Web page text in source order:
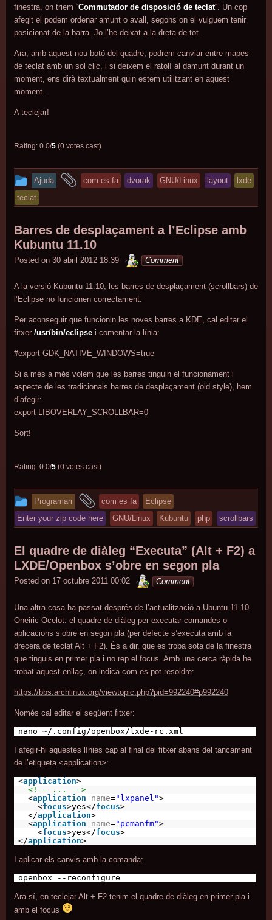
finestra, on triem “Commutador de disposició de teclat“. Un cop
afegit el podem ordenar amunt o avall, segons on el vulguem tenir
posicionat de la barra. Jo l’he deixat a la dreta de tot.
Ara, amb aquest nou botó del quadre, podrem canviar entre mapes
de teclat amb un sol clic, i si deixem el ratolí al damunt durant un
moment, ens dirà textualment quin estem utilitzant en aquest
moment.
A teclejar!
Rating: 0.0/5 (0 votes cast)
This
entry
was
posted
in
Ajuda
and
com es fa dvorak GNU/Linux layout
lxde
teclat
Barres de desplaçament a l’Eclipse amb
Kubuntu 11.10
Posted on 30 abril 2012 18:39 minterior
Comment
A la versió Kubuntu 11.10, les barres de desplaçament (scrollbars) de
l’Eclipse no funcionen correctament.
Per aconseguir que funcionin les noves barres a KDE, cal editar el
fitxer /usr/bin/eclipse i comentar la línia:
#export GDK_NATIVE_WINDOWS=true
Si a més a més volem que les barres tinguin el funcionament i
aspecte de les tradicionals barres de desplaçament (old style), hem
d’afegir:
export LIBOVERLAY_SCROLLBAR=0
Sort!
Rating: 0.0/5 (0 votes cast)
This
entry
was
posted
in
Programari
and
tagged
com es fa
Eclipse
Enter your zip code here
GNU/Linux Kubuntu php scrollbars
El quadre de diàleg “Executa” (Alt + F2) a
LXDE/Openbox s’obre en segon pla
Posted on 17 octubre 2011 00:02 minterior
Comment
Una altra cosa ha passat després de l’actualització a Ubuntu 11.10
Oneiric Ocelot: el quadre de diàleg per executar comandes o
aplicacions s’obre en segon pla (per defecte s’executa amb la
drecera de teclat Alt + F2). És a dir, que es troba sota de la finestra
que tinguis en primer pla i no rep el focus. Amb una cerca ràpida he
trobat aquest enllaç, on indica com es pot resoldre:
https://bbs.archlinux.org/viewtopic.php?pid=992240#p992240
Només cal editar el següent fitxer:
nano ~/.config/openbox/lxde-rc.xml
I afegir-hi aquestes línies cap al final del fitxer abans del tancament
de l’etiqueta <application>:
<application>
<!-- ... -->
<application name="lxpanel">
<focus>yes</focus>
</application>
<application name="pcmanfm">
<focus>yes</focus>
</application>
I aplicar els canvis amb la comanda:
openbox --reconfigure
Ara sí, en teclejar Alt + F2 tenim el quadre de diàleg en primer pla i
amb el focus